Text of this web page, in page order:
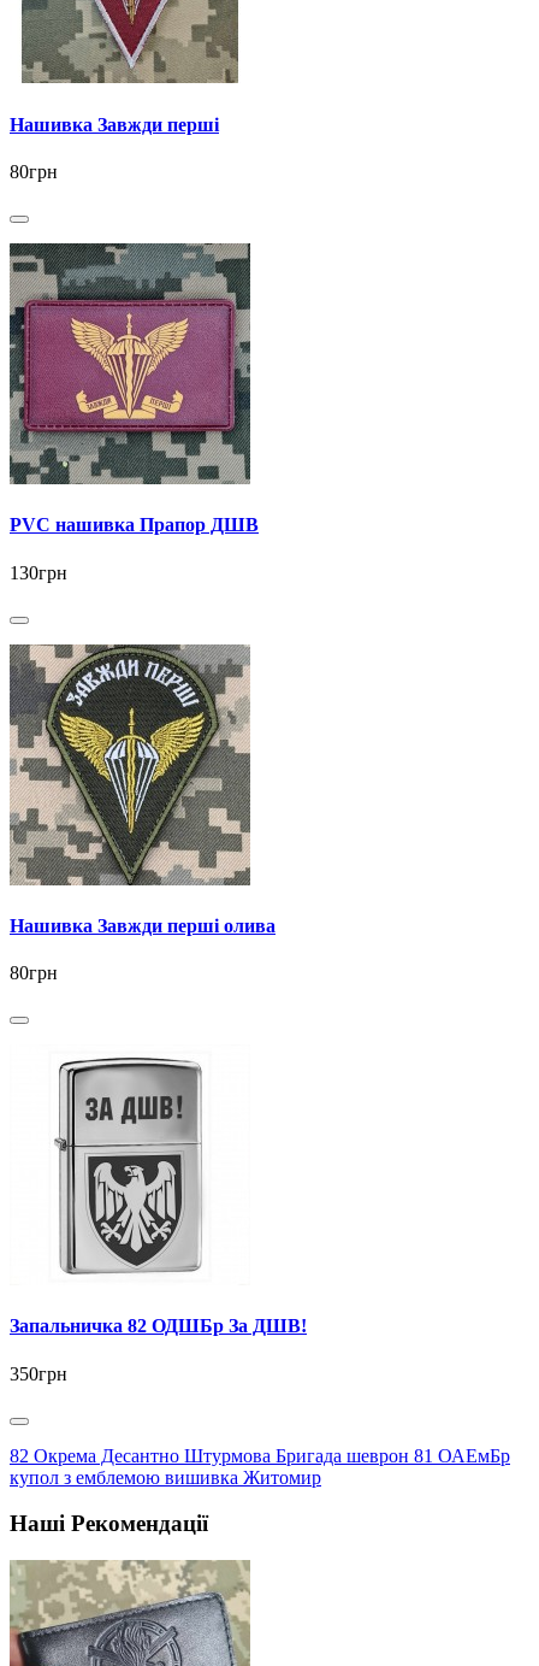
Нашивка Завжди перші
80грн
PVC нашивка Прапор ДШВ
130грн
Нашивка Завжди перші олива
80грн
Запальничка 82 ОДШБр За ДШВ!
350грн
82 Окрема Десантно Штурмова Бригада шеврон 81 ОАЕмБр
купол з емблемою вишивка Житомир
Наші Рекомендації